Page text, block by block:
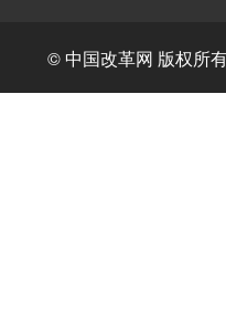
© 中国改革网 版权所